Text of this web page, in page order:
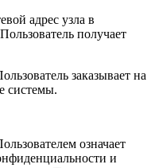
адрес узла в
получает
заказывает на
системы.
означает
и